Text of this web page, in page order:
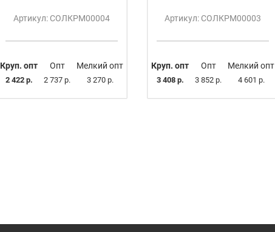
Артикул: СОЛКРМ00004
Круп. опт
2 422 р.
Опт
2 737 р.
Мелкий опт
3 270 р.
Артикул: СОЛКРМ00003
Круп. опт
3 408 р.
Опт
3 852 р.
Мелкий опт
4 601 р.